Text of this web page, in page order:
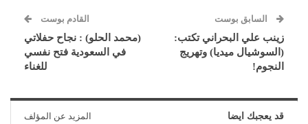
السابق بوست
زينب علي البحراني تكتب:
(السوشيال ميديا) وتهريج
النجوم!
القادم بوست
(محمد الحلو) : نجاح حفلاتي
في السعودية فتح نفسي
للغناء
قد يعجبك ايضا المزيد عن المؤلف